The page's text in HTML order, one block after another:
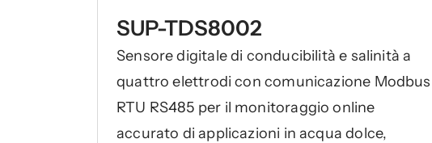
SUP-TDS8002
Sensore digitale di conducibilità e salinità a
quattro elettrodi con comunicazione Modbus
RTU RS485 per il monitoraggio online
accurato di applicazioni in acqua dolce,